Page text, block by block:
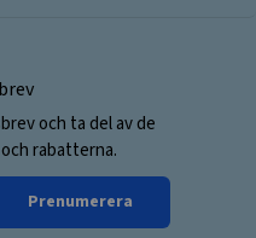
och ta del av de
rabatterna.
Prenumerera